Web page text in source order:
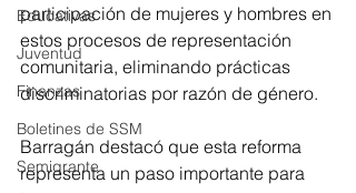
Educativas
Juventud
Finanzas
Boletines de SSM
Semigrante
participación de mujeres y hombres en
estos procesos de representación
comunitaria, eliminando prácticas
discriminatorias por razón de género.
Barragán destacó que esta reforma
representa un paso importante para